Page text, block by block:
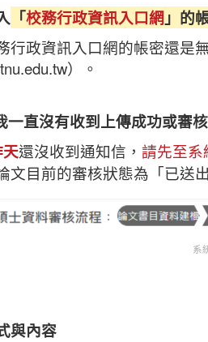
「校務行政資訊入口網」的
行政資訊入口網的帳密還是
）。
一直沒有收到上傳成功或審
還沒收到通知信， 請先至系
文目前的審核狀態為「已送
系
與內容